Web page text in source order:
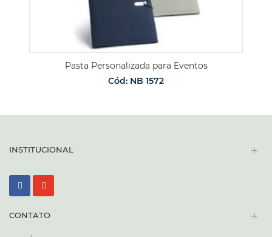
Pasta Personalizada para Eventos
Cód: NB 1572
INSTITUCIONAL +
CONTATO +